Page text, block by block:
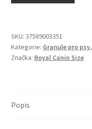
Odpočívadla pro kočky
Pamlsky pro kočky
SKU: 37589003351
Kategorie: Granule pro psy,
Značka: Royal Canin Size
Popis